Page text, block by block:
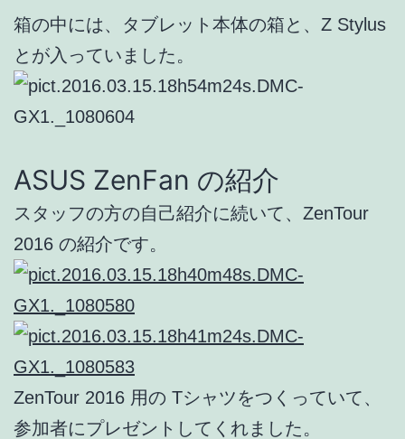
箱の中には、タブレット本体の箱と、Z Stylus
とが入っていました。
ASUS ZenFan の紹介
スタッフの方の自己紹介に続いて、ZenTour
2016 の紹介です。
ZenTour 2016 用の Tシャツをつくっていて、
参加者にプレゼントしてくれました。